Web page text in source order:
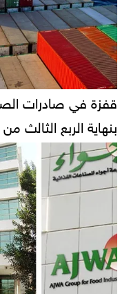
بنهاية الربع الثالث من